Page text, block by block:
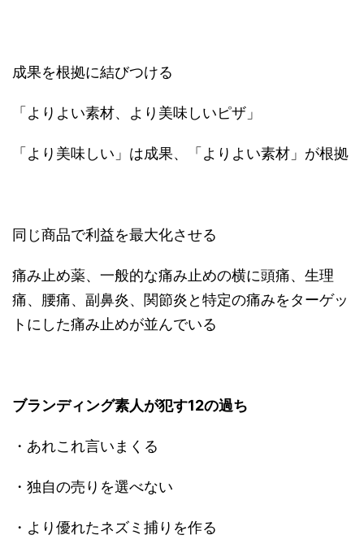
成果を根拠に結びつける
「よりよい素材、より美味しいピザ」
「より美味しい」は成果、「よりよい素材」が根拠
同じ商品で利益を最大化させる
痛み止め薬、一般的な痛み止めの横に頭痛、生理
痛、腰痛、副鼻炎、関節炎と特定の痛みをターゲッ
トにした痛み止めが並んでいる
ブランディング素人が犯す12の過ち
・あれこれ言いまくる
・独自の売りを選べない
・より優れたネズミ捕りを作る